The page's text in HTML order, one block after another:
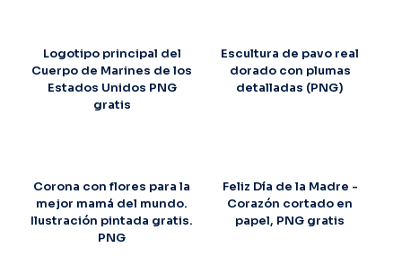
Logotipo principal del
Cuerpo de Marines de los
Estados Unidos PNG
gratis
Escultura de pavo real
dorado con plumas
detalladas (PNG)
Corona con flores para la
mejor mamá del mundo.
Ilustración pintada gratis.
PNG
Feliz Día de la Madre -
Corazón cortado en
papel, PNG gratis